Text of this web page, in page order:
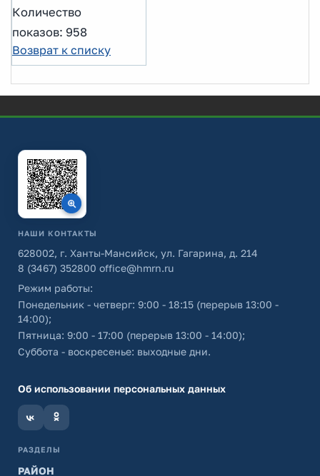
Количество
показов: 958
Возврат к списку
НАШИ КОНТАКТЫ
628002, г. Ханты-Мансийск, ул. Гагарина, д. 214
8 (3467) 352800 office@hmrn.ru
Режим работы:
Понедельник - четверг: 9:00 - 18:15 (перерыв 13:00 -
14:00);
Пятница: 9:00 - 17:00 (перерыв 13:00 - 14:00);
Суббота - воскресенье: выходные дни.
Об использовании персональных данных
РАЗДЕЛЫ
РАЙОН